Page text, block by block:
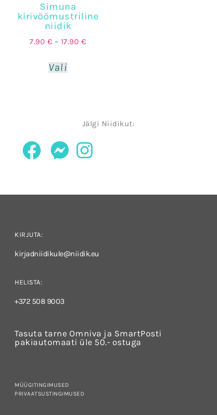
Simuna
kirivöömustriline
niidik
7.90 € – 17.90 €
Vali
Jälgi Niidikut:
KIRJUTA:
kirjadniidikule@niidik.eu
HELISTA:
+372 508 9003
Tasuta tarne Omniva ja SmartPosti
pakiautomaati üle 50.- ostuga
MÜÜGITINGIMUSED
PRIVAATSUSTINGIMUSED